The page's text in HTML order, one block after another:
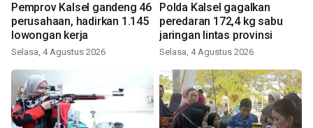
Pemprov Kalsel gandeng 46
perusahaan, hadirkan 1.145
lowongan kerja
Selasa, 4 Agustus 2026
Polda Kalsel gagalkan
peredaran 172,4 kg sabu
jaringan lintas provinsi
Selasa, 4 Agustus 2026